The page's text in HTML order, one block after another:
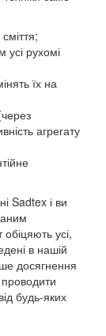
усі рухомі
їх на
агрегату
Sadtex і ви
усі,
в нашій
досягнення
будь-яких